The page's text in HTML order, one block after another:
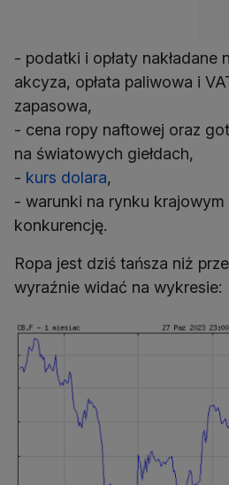
- podatki i opłaty nakładane
akcyza, opłata paliwowa i
zapasowa,
- cena ropy naftowej oraz
na światowych giełdach,
- kurs dolara,
- warunki na rynku krajowym
konkurencję.
Ropa jest dziś tańsza niż
wyraźnie widać na wykresie: